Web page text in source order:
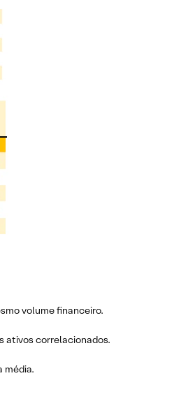
volume financeiro.
ativos correlacionados.
média.